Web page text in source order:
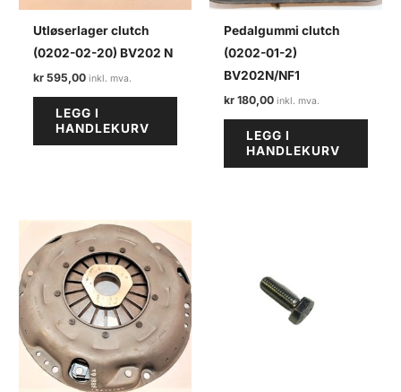
Utløserlager clutch
(0202-02-20) BV202 N
kr 595,00
LEGG I
HANDLEKURV
Pedalgummi clutch
(0202-01-2)
BV202N/NF1
kr 180,00
LEGG I
HANDLEKURV